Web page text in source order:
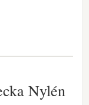
Nylén